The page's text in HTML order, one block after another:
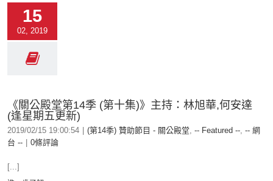
15
02, 2019
《關公殿堂第14季 (第十集)》主持：林旭華,何安達
(逢星期五更新)
2019/02/15 19:00:54 (第14季) 贊助節目 - 關公殿堂, -- Featured --, -- 網
台 --
0條評論
[...]